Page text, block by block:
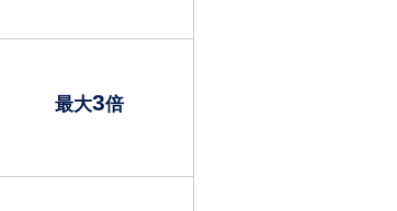
最大3倍